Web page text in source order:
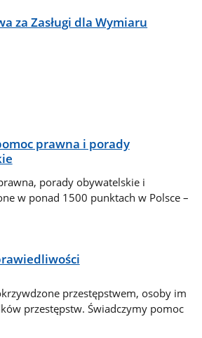
za Zasługi dla Wymiaru
prawna i porady
porady obywatelskie i
w ponad 1500 punktach w Polsce –
przestępstwem, osoby im
przestępstw. Świadczymy pomoc